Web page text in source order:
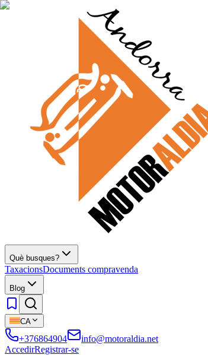
Què busques?
TaxacionsDocuments compravenda
Blog
CA
+376864904
info@motoraldia.net
AccedirRegistrar-se